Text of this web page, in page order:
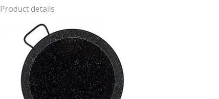
Product details